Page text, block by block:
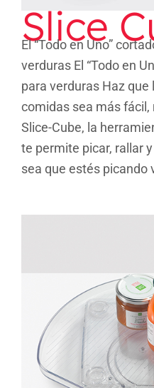
Slice
El “Todo en Uno”
verduras El “Todo en
para verduras Haz
comidas sea más
Slice-Cube, la
te permite picar, rallar
sea que estés picando